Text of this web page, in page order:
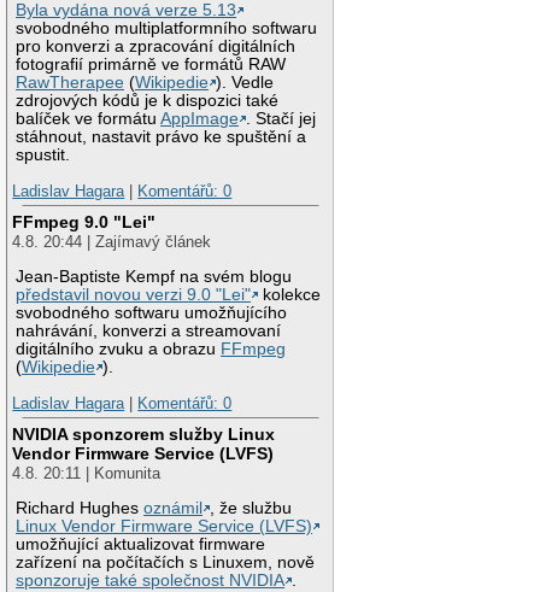
Byla vydána nová verze 5.13
svobodného multiplatformního softwaru
pro konverzi a zpracování digitálních
fotografií primárně ve formátů RAW
RawTherapee (Wikipedie ). Vedle
zdrojových kódů je k dispozici také
balíček ve formátuAppImage . Stačí jej
stáhnout, nastavit právo ke spuštění a
spustit.
Ladislav Hagara
Komentářů: 0
FFmpeg 9.0 "Lei"
4.8. 20:44 | Zajímavý článek
Jean-Baptiste Kempf na svém blogu
představil novou verzi 9.0 "Lei"
kolekce
svobodného softwaru umožňujícího
nahrávání, konverzi a streamovaní
digitálního zvuku a obrazu FFmpeg
(Wikipedie ).
Ladislav Hagara
Komentářů: 0
NVIDIA sponzorem služby Linux
Vendor Firmware Service (LVFS)
4.8. 20:11 | Komunita
Richard Hughesoznámil
, že službu
Linux Vendor Firmware Service (LVFS)
umožňující aktualizovat firmware
zařízení na počítačích s Linuxem, nově
sponzoruje také společnost NVIDIA .